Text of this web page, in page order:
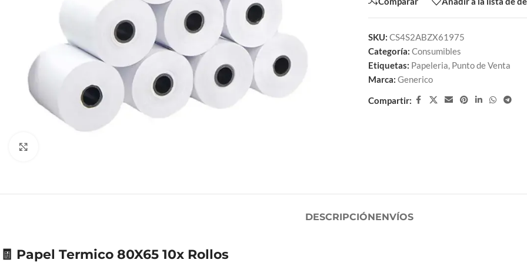
SKU: CS4S2ABZX61975
Categoría: Consumibles
Etiquetas: Papeleria, Punto de Venta
Marca: Generico
Compartir:
DESCRIPCIÓNENVÍOS
🧾 Papel Termico 80X65 10x Rollos